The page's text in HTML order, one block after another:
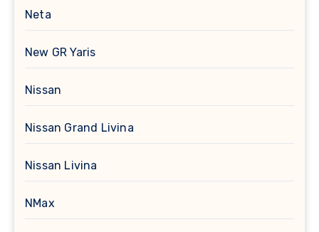
Neta
New GR Yaris
Nissan
Nissan Grand Livina
Nissan Livina
NMax